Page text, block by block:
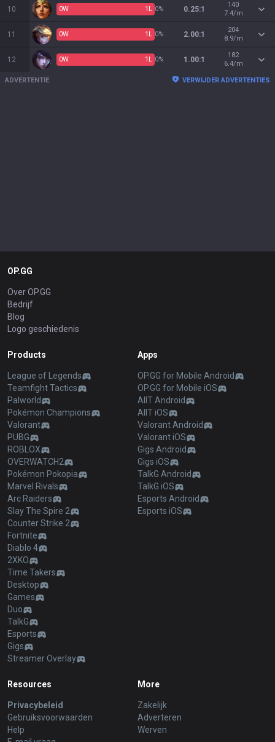
10 0W 1 L 0% 0.25:1
140
7.4/m
11 0W 1 L 0% 2.00:1
204
8.9/m
12 0W 1 L 0% 1.00:1
182
6.4/m
ADVERTENTIE VERWIJDER ADVERTENTIES
OP.GG
Over OP.GG
Bedrijf
Blog
Logo geschiedenis
Products
League of Legends
Teamfight Tactics
Palworld
Pokémon Champions
Valorant
PUBG
ROBLOX
OVERWATCH2
Pokémon Pokopia
Marvel Rivals
Arc Raiders
Slay The Spire 2
Counter Strike 2
Fortnite
Diablo 4
2XKO
Time Takers
Desktop
Games
Duo
TalkG
Esports
Gigs
Streamer Overlay
Apps
OP.GG for Mobile Android
OP.GG for Mobile iOS
AllT Android
AllT iOS
Valorant Android
Valorant iOS
Gigs Android
Gigs iOS
TalkG Android
TalkG iOS
Esports Android
Esports iOS
Resources
Privacybeleid
Gebruiksvoorwaarden
Help
More
Zakelijk
Adverteren
Werven